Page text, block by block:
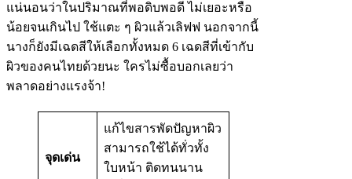
แน่นอนว่าในปริมาณที่พอดิบพอดี ไม่เยอะหรือ
น้อยจนเกินไป ใช้แตะ ๆ ผิวแล้วเลิฟฟ นอกจากนี้
นางก็ยังมีเฉดสีให้เลือกทั้งหมด 6 เฉดสีที่เข้ากับ
ผิวของคนไทยด้วยนะ ใครไม่ซื้อบอกเลยว่า
พลาดอย่างแรงจ้า!
จุดเด่น
แก้ไขสารพัดปัญหาผิว
สามารถใช้ได้ทั่วทั้ง
ใบหน้า ติดทนนาน